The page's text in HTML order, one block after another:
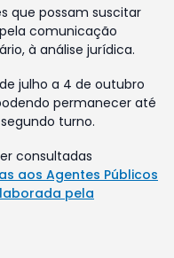
que possam suscitar
comunicação
à análise jurídica.
julho a 4 de outubro
permanecer até
turno.
consultadas
aos Agentes Públicos
pela